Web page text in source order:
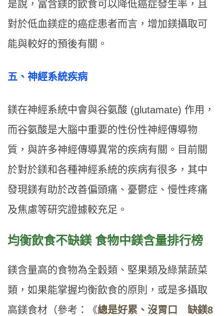
是說，富含鎂的飲食可以降低癌症發生率，且
對於低血鎂症的癌症患者而言，增加鎂攝取可
能與較好的預後有關。
五、神經系統疾病
鎂在神經系統中會與谷氨酸 (glutamate) 作用，
而谷氨酸是大腦中重要的性份性神經傳導物
質，與許多神經傳導異常的疾病有關。目前關
於對於鎂和各種神經系統的疾病有很多，其中
發現鎂有助於改善偏頭痛、憂鬱症、慢性疼痛
及焦慮等研究證據較充足。
均衡飲食不缺鎂 食物中鎂含量排行榜
鎂含量高的食物為全穀類、堅果類及綠葉蔬菜
類，如果能掌握均衡飲食的原則，或是多攝取
高鎂食材（參考：《總是好累、沒胃口 缺鎂8